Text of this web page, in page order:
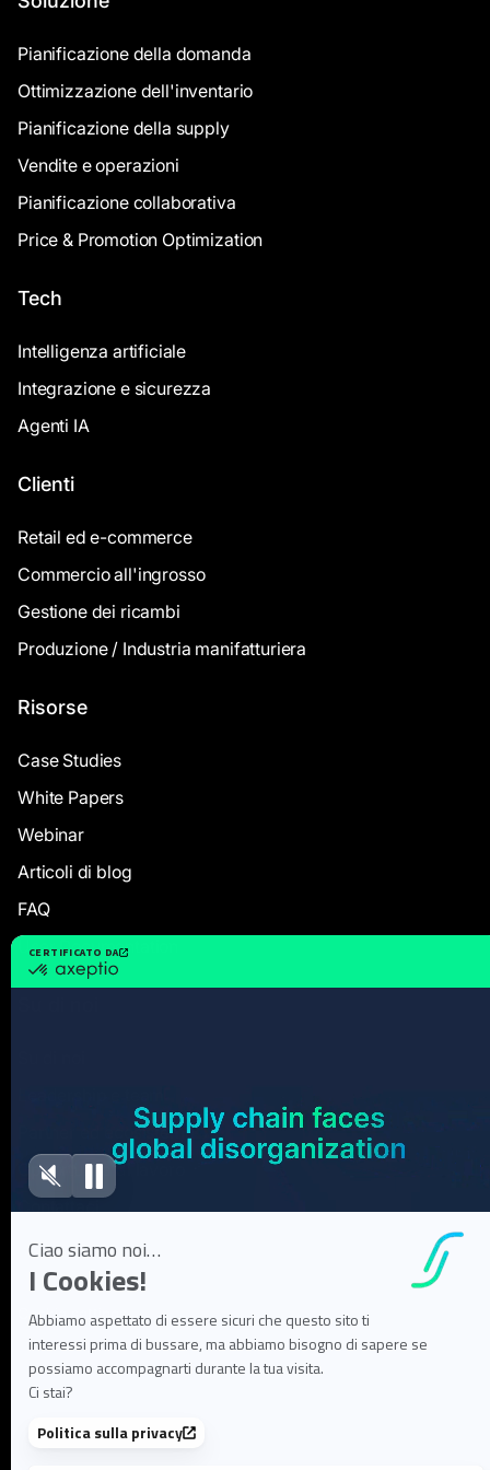
Pianificazione della domanda
Ottimizzazione dell'inventario
Pianificazione della supply
Vendite e operazioni
Pianificazione collaborativa
Price & Promotion Optimization
Tech
Intelligenza artificiale
Integrazione e sicurezza
Agenti IA
Clienti
Retail ed e-commerce
Commercio all'ingrosso
Gestione dei ricambi
Produzione / Industria manifatturiera
Risorse
Case Studies
White Papers
Webinar
Articoli di blog
FAQ
User Documentation
Partner ed ecosistema
Opportunità di lavoro
Cookie settings
Informativa sulla privacy
Note legali
©2025 Flowlity. Tutti i diritti riservati